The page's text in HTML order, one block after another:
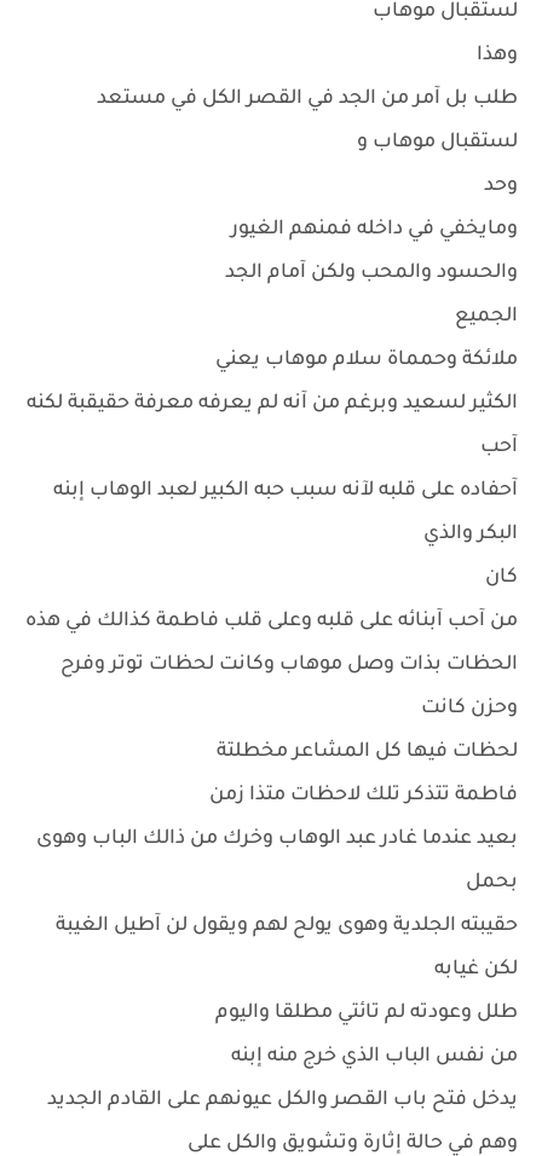
لستقبال موهاب
وهذا
طلب بل آمر من الجد في القصر الكل في مستعد
لستقبال موهاب و
وحد
ومايخفي في داخله فمنهم الغيور
والحسود والمحب ولكن آمام الجد
الجميع
ملائكة وحمماة سلام موهاب يعني
الكثير لسعيد وبرغم من آنه لم يعرفه معرفة حقيقبة لكنه
آحب
آحفاده على قلبه لآنه سبب حبه الكبير لعبد الوهاب إبنه
البكر والذي
كان
من آحب آبنائه على قلبه وعلى قلب فاطمة كذالك في هذه
الحظات بذات وصل موهاب وكانت لحظات توتر وفرح
وحزن كانت
لحظات فيها كل المشاعر مخطلتة
فاطمة تتذكر تلك لاحظات متذا زمن
بعيد عندما غادر عبد الوهاب وخرك من ذالك الباب وهوى
بحمل
حقيبته الجلدية وهوى يولح لهم ويقول لن آطيل الغيبة
لكن غيابه
طلل وعودته لم تائتي مطلقا واليوم
من نفس الباب الذي خرج منه إبنه
يدخل فتح باب القصر والكل عيونهم على القادم الجديد
وهم في حالة إثارة وتشويق والكل على